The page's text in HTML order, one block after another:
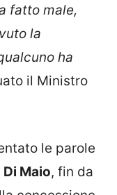
fatto male,
la
ha
il Ministro
le parole
Maio, fin da